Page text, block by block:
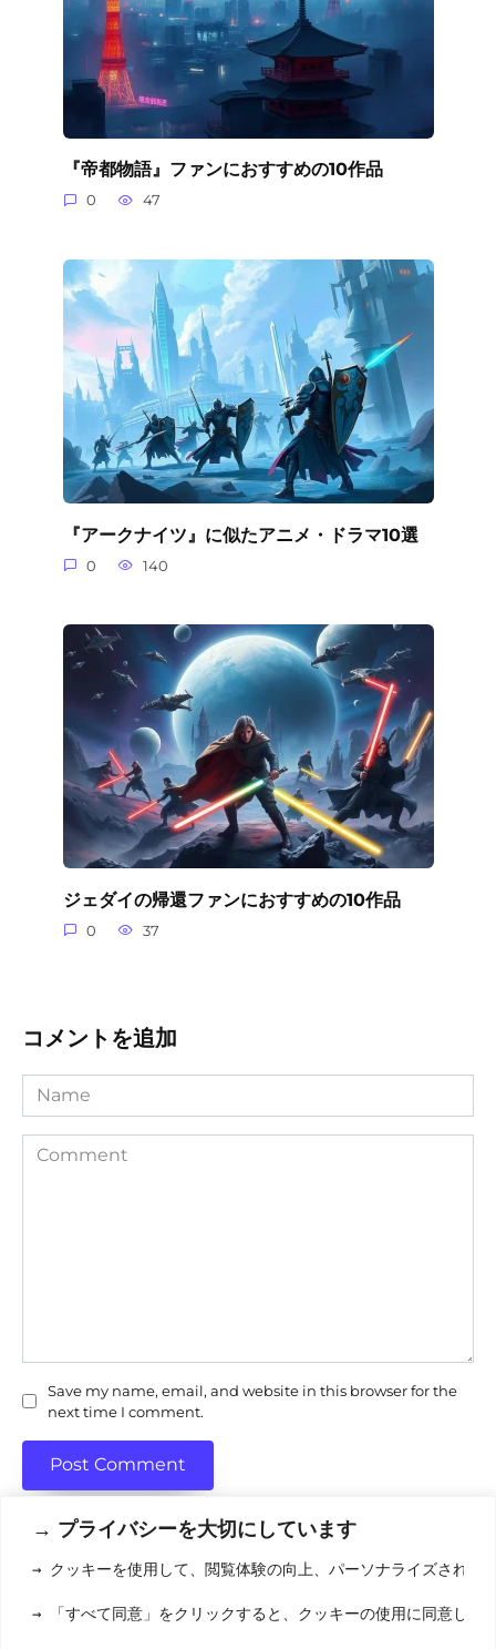
→ プライバシーを大切にしています
→ クッキーを使用して、閲覧体験の向上、パーソナライズされた
→ 「すべて同意」をクリックすると、クッキーの使用に同意した
『帝都物語』ファンにおすすめの10作品
0 47
『アークナイツ』に似たアニメ・ドラマ10選
0 140
ジェダイの帰還ファンにおすすめの10作品
0 37
コメントを追加
Name
Comment
Save my name, email, and website in this browser for the
next time I comment.
利用規約(りようきやく